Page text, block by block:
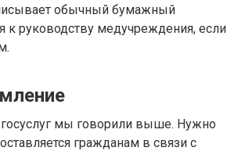
обычный бумажный
к руководству медучреждения, если
мы говорили выше. Нужно
гражданам в связи с